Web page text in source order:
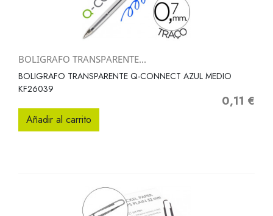
BOLIGRAFO TRANSPARENTE...
BOLIGRAFO TRANSPARENTE Q-CONNECT AZUL MEDIO
KF26039
Precio
0,11 €
Añadir al carrito